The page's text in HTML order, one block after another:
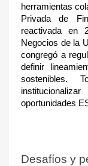
herramientas
Privada de
reactivada en
Negocios de la
congregó a
definir
sostenibles.
oportunidades
Desafíos y